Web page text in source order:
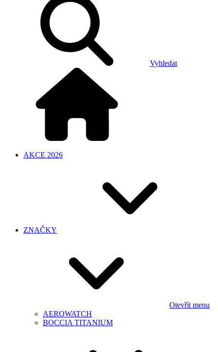
Vyhledat
AKCE 2026
ZNAČKY
Otevřít menu
AEROWATCH
BOCCIA TITANIUM